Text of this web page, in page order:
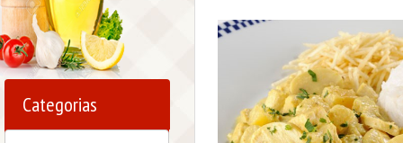
Categorias